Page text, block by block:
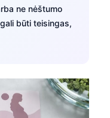
ne nėštumo
būti teisingas,